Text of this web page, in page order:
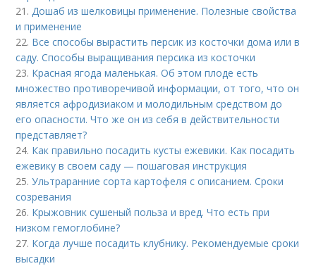
21.Дошаб из шелковицы применение. Полезные свойства
и применение
22. Все способы вырастить персик из косточки дома или в
саду. Способы выращивания персика из косточки
23. Красная ягода маленькая. Об этом плоде есть
множество противоречивой информации, от того, что он
является афродизиаком и молодильным средством до
его опасности. Что же он из себя в действительности
представляет?
24. Как правильно посадить кусты ежевики. Как посадить
ежевику в своем саду — пошаговая инструкция
25.Ультраранние сорта картофеля с описанием. Сроки
созревания
26. Крыжовник сушеный польза и вред. Что есть при
низком гемоглобине?
27. Когда лучше посадить клубнику. Рекомендуемые сроки
высадки